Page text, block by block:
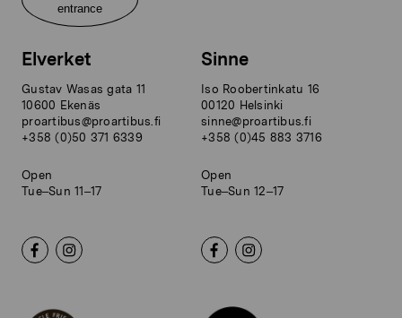
entrance
Elverket
Gustav Wasas gata 11
10600 Ekenäs
proartibus@proartibus.fi
+358 (0)50 371 6339
Open
Tue–Sun 11–17
Sinne
Iso Roobertinkatu 16
00120 Helsinki
sinne@proartibus.fi
+358 (0)45 883 3716
Open
Tue–Sun 12–17